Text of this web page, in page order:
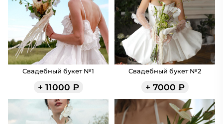
Свадебный букет №1
+ 11000 ₽
Свадебный букет №2
+ 7000 ₽